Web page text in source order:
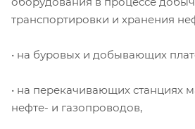
транспортировки и хранения
• на буровых и добывающих
• на перекачивающих станциях
нефте- и газопроводов,